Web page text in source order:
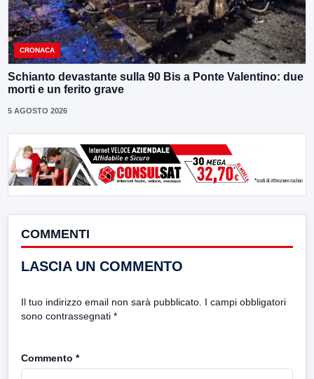
CRONACA
Schianto devastante sulla 90 Bis a Ponte Valentino: due
morti e un ferito grave
5 AGOSTO 2026
COMMENTI
LASCIA UN COMMENTO
Il tuo indirizzo email non sarà pubblicato. I campi obbligatori
sono contrassegnati *
Commento *